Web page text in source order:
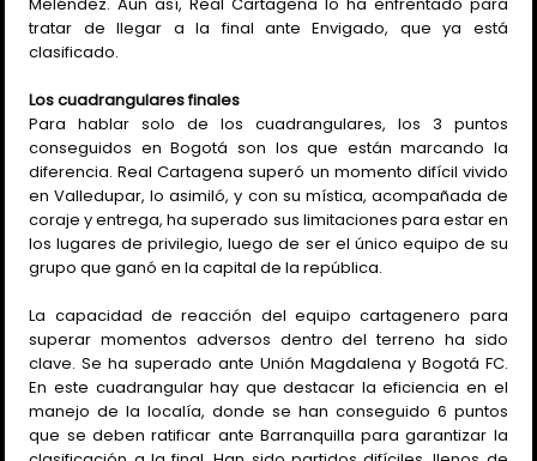
tratar de llegar a la final ante Envigado, que ya está
clasificado.
Los cuadrangulares finales
Para hablar solo de los cuadrangulares, los 3 puntos
conseguidos en Bogotá son los que están marcando la
diferencia. Real Cartagena superó un momento difícil vivido
en Valledupar, lo asimiló, y con su mística, acompañada de
coraje y entrega, ha superado sus limitaciones para estar en
los lugares de privilegio, luego de ser el único equipo de su
grupo que ganó en la capital de la república.
La capacidad de reacción del equipo cartagenero para
superar momentos adversos dentro del terreno ha sido
clave. Se ha superado ante Unión Magdalena y Bogotá FC.
En este cuadrangular hay que destacar la eficiencia en el
manejo de la localía, donde se han conseguido 6 puntos
que se deben ratificar ante Barranquilla para garantizar la